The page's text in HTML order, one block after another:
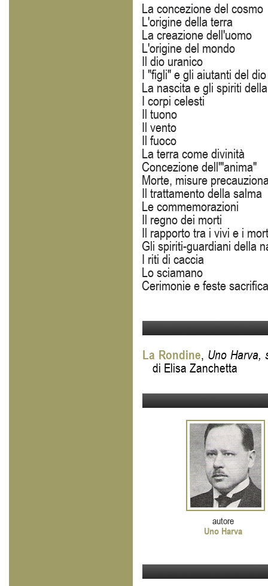
La concezione del cosmo
L'origine della terra
La creazione dell'uomo
L'origine del mondo
Il dio uranico
I "figli" e gli aiutanti del
La nascita e gli spiriti
I corpi celesti
Il tuono
Il vento
Il fuoco
La terra come divinità
Concezione dell'"anima"
Morte, misure
Il trattamento della salma
Le commemorazioni
Il regno dei morti
Il rapporto tra i vivi e i
Gli spiriti-guardiani della
I riti di caccia
Lo sciamano
Cerimonie e feste
La Rondine, Uno Harva,
di Elisa Zanchetta
autore
Uno Harva